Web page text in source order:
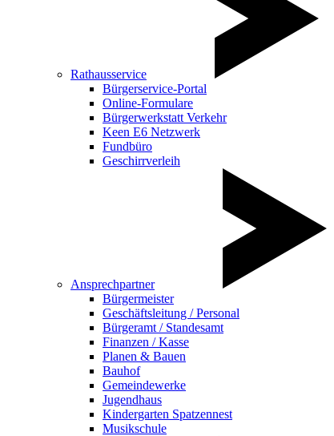
Rathausservice
Bürgerservice-Portal
Online-Formulare
Bürgerwerkstatt Verkehr
Keen E6 Netzwerk
Fundbüro
Geschirrverleih
Ansprechpartner
Bürgermeister
Geschäftsleitung / Personal
Bürgeramt / Standesamt
Finanzen / Kasse
Planen & Bauen
Bauhof
Gemeindewerke
Jugendhaus
Kindergarten Spatzennest
Musikschule